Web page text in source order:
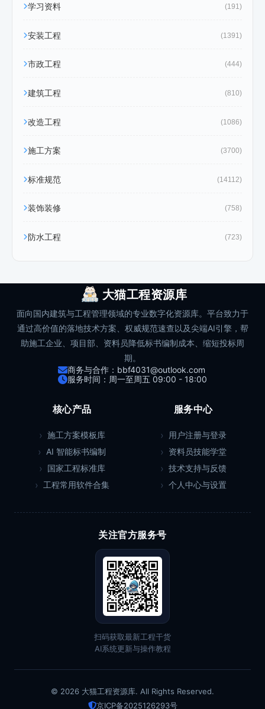
学习资料 (191)
安装工程 (1391)
市政工程 (444)
建筑工程 (810)
改造工程 (1086)
施工方案 (3700)
标准规范 (14112)
装饰装修 (758)
防水工程 (723)
大猫工程资源库
面向国内建筑与工程管理领域的专业数字化资源库。平台致力于
通过高价值的落地技术方案、权威规范速查以及尖端AI引擎，帮
助施工企业、项目部、资料员降低标书编制成本、缩短投标周
期。
商务与合作：bbf4031@outlook.com
服务时间：周一至周五 09:00 - 18:00
核心产品
施工方案模板库
AI 智能标书编制
国家工程标准库
工程常用软件合集
服务中心
用户注册与登录
资料员技能学堂
技术支持与反馈
个人中心与设置
关注官方服务号
扫码获取最新工程干货
AI系统更新与操作教程
© 2026 大猫工程资源库. All Rights Reserved.
京ICP备2025126293号